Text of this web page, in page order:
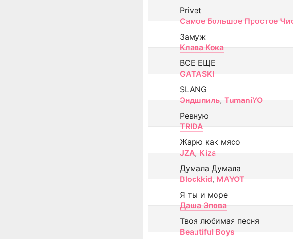
Privet
Самое Большое Простое
Замуж
Клава Кока
ВСЕ ЕЩЕ
GATASKI
SLANG
Эндшпиль, TumaniYO
Ревную
TRIDA
Жарю как мясо
JZA, Kiza
Думала Думала
Blockkid, MAYOT
Я ты и море
Даша Эпова
Твоя любимая песня
Beautiful Boys